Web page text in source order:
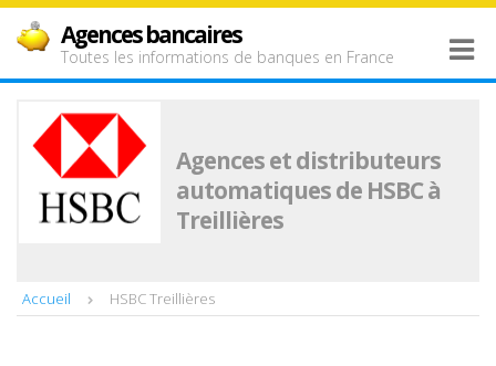
Agences bancaires
Toutes les informations de banques en France
Agences et distributeurs
automatiques de HSBC à
Treillières
Accueil HSBC Treillières